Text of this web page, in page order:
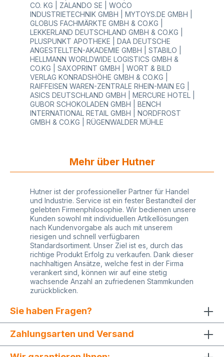
und Klebestärkesofort oder kurzfristig ab Lager
lieferbargenügend Platz auf dem Etikett für Ihre
Individualisierung mit LOGO oder
Wunschtext Zuverlässiger Kleber und Haltbarkeit
eines Qualitätsprodukts Jederzeit ist auf Wunsch
eine Individualisierung mit Text oder LOGO
möglich für Ihren Wiedererkennungseffekt und
Ihre Werbung Fachkundige und qualifizierte
Beratung vom Profi im Bereich Preisauszeichnung
und Warenauszeichnung Kostenlose Angebote
immer individuell und nach Ihren Bedürfnissen Sie
finden bei HUTNER für jeden Bereich das richtige
System, ideal für Handel, Einzelhandel,
Großhandel, Industrie und Produktion Hinweise
Zimmertemperatur (lichtgeschützt) Tiefkühl
Zimmertemperatur (lichtgeschützt) Ablösbar
Anwendungstemperatur: bei -5°C bis +60°C
Haltbarkeit und Lagerung: 1/2 bis 1 Jahr bei
Zimmertemperatur (lichtgeschützt) Diese
Auflistung der Geräte umfasst nicht alle
Preisauszeichner, Auspreiser, Etikettierer,
Geätetypen und deren Hersteller. Sollten Sie sich
nicht sicher sein, welche selbstklebende Etiketten
Ihr Auszeichnungsgerät benötigt, so lassen Sie
sich bitte von uns beraten. Wir freuen uns auf Sie!
CO. KG | ZALANDO SE | WOCO
INDUSTRIETECHNIK GMBH | MYTOYS.DE GMBH |
GLOBUS FACHMÄRKTE GMBH & CO.KG |
LEKKERLAND DEUTSCHLAND GMBH & CO.KG |
PLUSPUNKT APOTHEKE | DAA DEUTSCHE
ANGESTELLTEN-AKADEMIE GMBH | STABILO |
HELLMANN WORLDWIDE LOGISTICS GMBH &
CO.KG | SAXOPRINT GMBH | WORT & BILD
VERLAG KONRADSHÖHE GMBH & CO.KG |
RAIFFEISEN WAREN-ZENTRALE RHEIN-MAIN EG |
ASICS DEUTSCHLAND GMBH | MERCURE HOTEL |
GUBOR SCHOKOLADEN GMBH | BENCH
INTERNATIONAL RETAIL GMBH | NORDFROST
GMBH & CO.KG | RÜGENWALDER MÜHLE
Mehr über Hutner
Hutner ist der professioneller Partner für Handel
und Industrie. Service ist ein fester Bestandteil der
gelebten Firmenphilosophie. Wir bedienen unsere
Kunden sowohl mit individuellen Artikellösungen
nach Kundenvorgabe als auch mit unserem
riesigen und schnell verfügbaren
Standardsortiment. Unser Ziel ist es, durch das
richtige Produkt Erfolg zu verkaufen. Dank dieser
nachhaltigen Ansätze, welche fest in der Firma
verankert sind, können wir auf eine stetig
wachsende Anzahl an zufriedenen Stammkunden
zurückblicken.
Sie haben Fragen?
Zahlungsarten und Versand